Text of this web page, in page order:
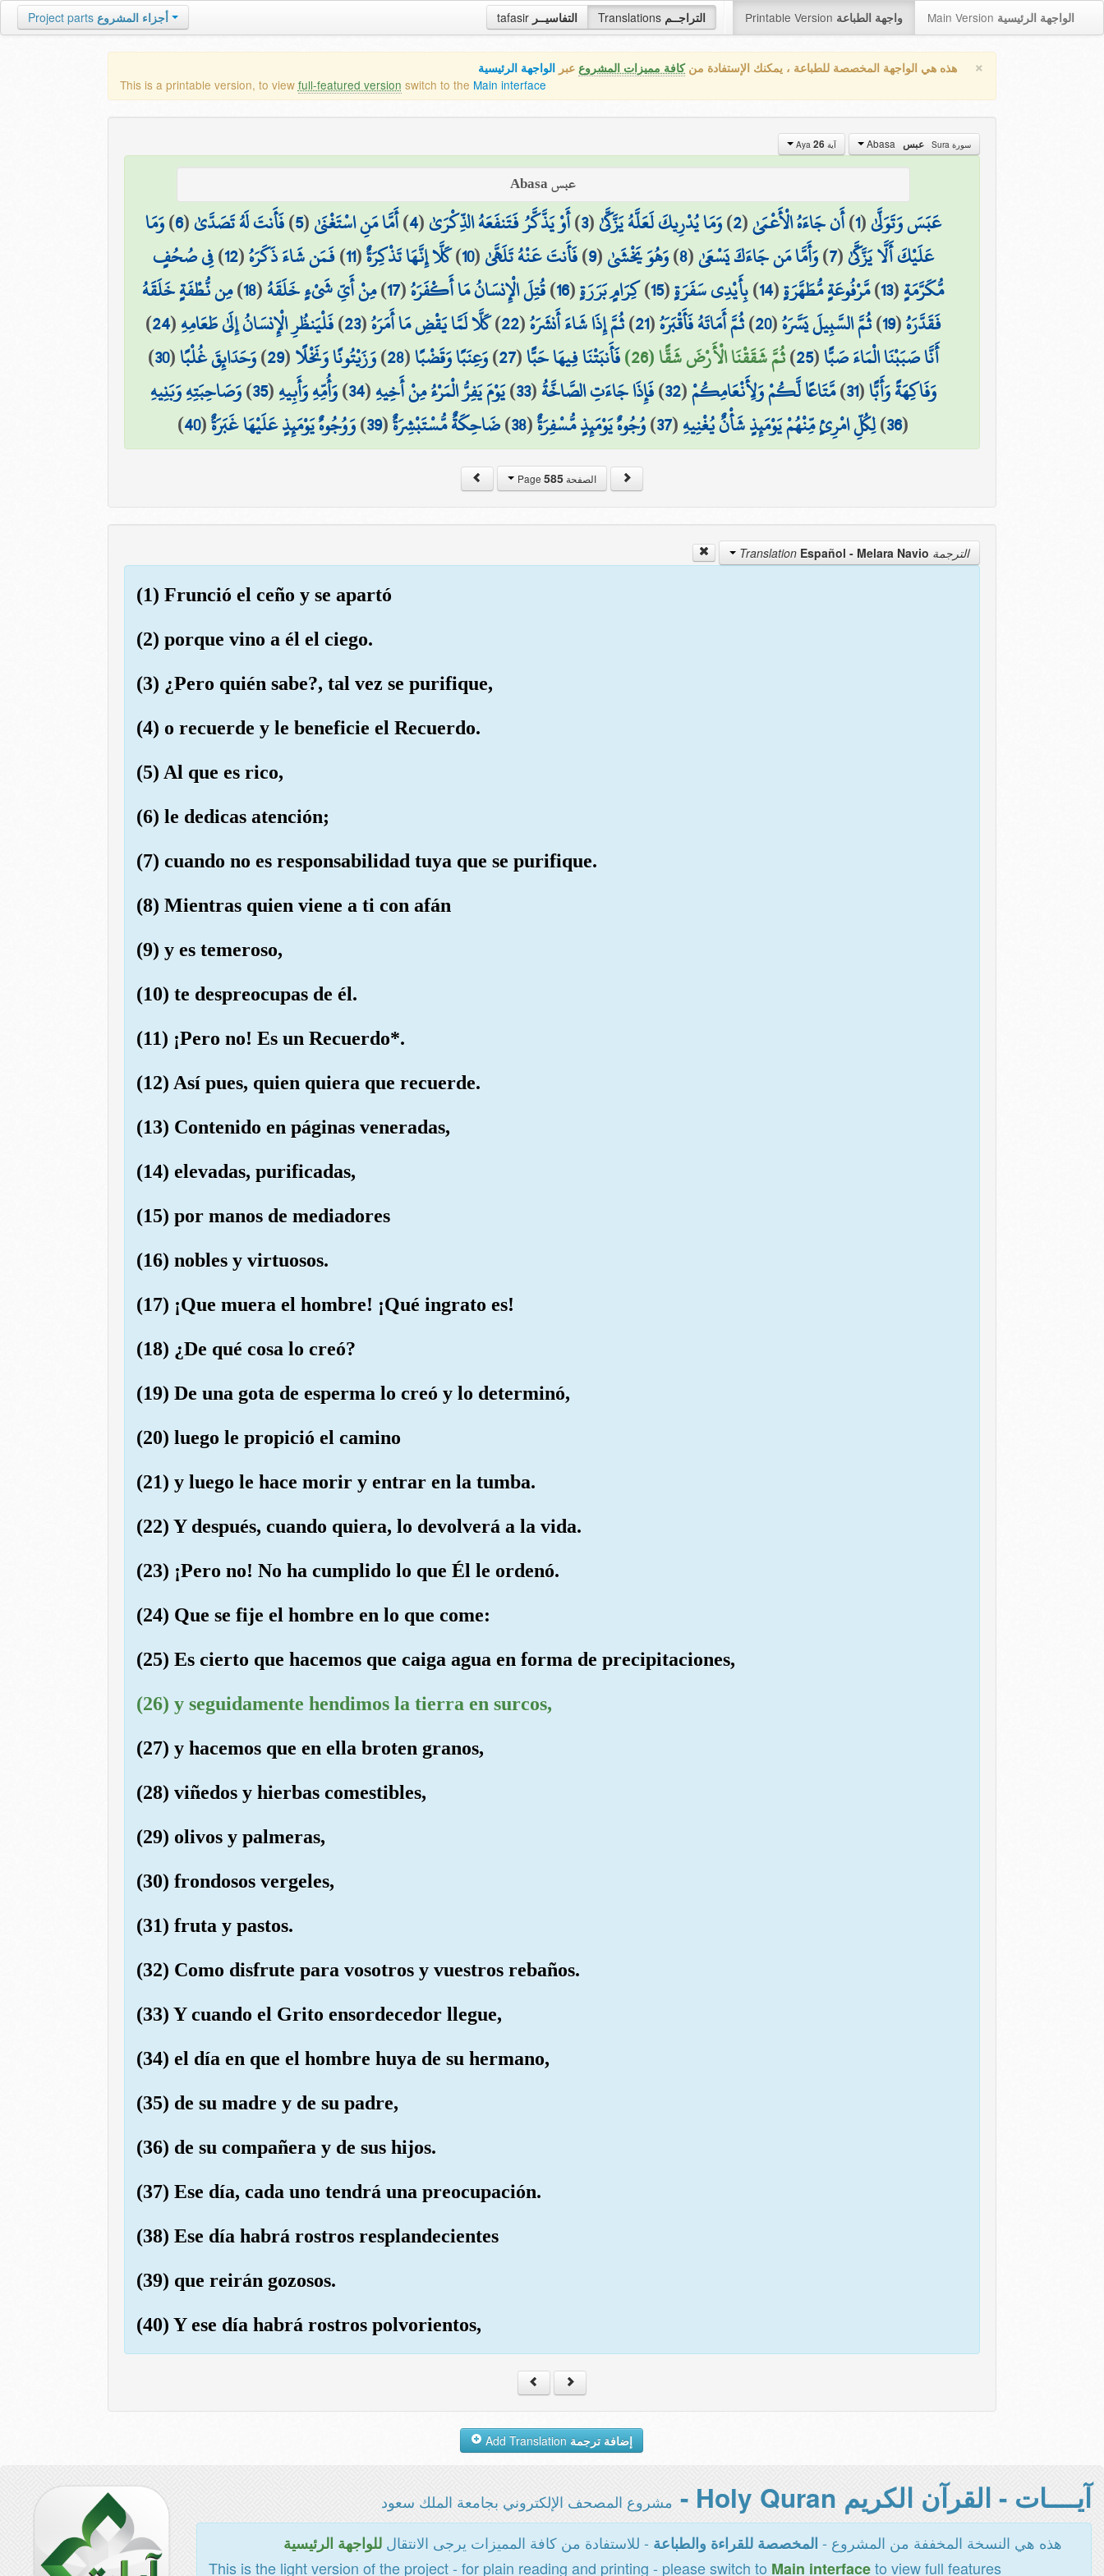
tafasir التفاسيــر Translations التراجــم Printable Version واجهة الطباعة Main Version الواجهة الرئيسية Project parts أجزاء المشروع
× هذه هي الواجهة المخصصة للطباعة ، يمكنك الإستفادة منكافة مميزات المشروع عبر الواجهة الرئيسية
This is a printable version, to view full-featured version switch to the Main interface
سورة Sura عبس آية Aya 26
عبس Abasa
عَبَسَ وَتَوَلَّىٰ(
1
)أَن جَاءَهُ الْأَعْمَىٰ(
2
)وَمَا يُدْرِيكَ لَعَلَّهُ يَزَّكَّىٰ(
3
)أَوْ يَذَّكَّرُ فَتَنفَعَهُ الذِّكْرَىٰ(
4
)أَمَّا مَنِ اسْتَغْنَىٰ(
5
)فَأَنتَ لَهُ تَصَدَّىٰ(
6
)وَمَا
عَلَيْكَ أَلَّا يَزَّكَّىٰ(
7
)وَأَمَّا مَن جَاءَكَ يَسْعَىٰ(
8
)وَهُوَ يَخْشَىٰ(
9
)فَأَنتَ عَنْهُ تَلَهَّىٰ(
10
)كَلَّا إِنَّهَا تَذْكِرَةٌ(
11
)فَمَن شَاءَ ذَكَرَهُ(
12
)فِي صُحُفٍ
مُّكَرَّمَةٍ(
13
)مَّرْفُوعَةٍ مُّطَهَّرَةٍ(
14
)بِأَيْدِي سَفَرَةٍ(
15
)كِرَامٍ بَرَرَةٍ(
16
)قُتِلَ الْإِنسَانُ مَا أَكْفَرَهُ(
17
)مِنْ أَيِّ شَيْءٍ خَلَقَهُ(
18
)مِن نُّطْفَةٍ خَلَقَهُ
فَقَدَّرَهُ(
19
)ثُمَّ السَّبِيلَ يَسَّرَهُ(
20
)ثُمَّ أَمَاتَهُ فَأَقْبَرَهُ(
21
)ثُمَّ إِذَا شَاءَ أَنشَرَهُ(
22
)كَلَّا لَمَّا يَقْضِ مَا أَمَرَهُ(
23
)فَلْيَنظُرِ الْإِنسَانُ إِلَىٰ طَعَامِهِ(
24
)
أَنَّا صَبَبْنَا الْمَاءَ صَبًّا(
25
)ثُمَّ شَقَقْنَا الْأَرْضَ شَقًّا (26) فَأَنبَتْنَا فِيهَا حَبًّا(
27
)وَعِنَبًا وَقَضْبًا(
28
)وَزَيْتُونًا وَنَخْلًا(
29
)وَحَدَائِقَ غُلْبًا(
30
)
وَفَاكِهَةً وَأَبًّا(
31
)مَّتَاعًا لَّكُمْ وَلِأَنْعَامِكُمْ(
32
)فَإِذَا جَاءَتِ الصَّاخَّةُ(
33
)يَوْمَ يَفِرُّ الْمَرْءُ مِنْ أَخِيهِ(
34
)وَأُمِّهِ وَأَبِيهِ(
35
)وَصَاحِبَتِهِ وَبَنِيهِ
(
36
)لِكُلِّ امْرِئٍ مِّنْهُمْ يَوْمَئِذٍ شَأْنٌ يُغْنِيهِ(
37
)وُجُوهٌ يَوْمَئِذٍ مُّسْفِرَةٌ(
38
)ضَاحِكَةٌ مُّسْتَبْشِرَةٌ(
39
)وَوُجُوهٌ يَوْمَئِذٍ عَلَيْهَا غَبَرَةٌ(
40
)
الصفحة Page585
الترجمة Translation Español - Melara Navio
(1) Frunció el ceño y se apartó
(2) porque vino a él el ciego.
(3) ¿Pero quién sabe?, tal vez se purifique,
(4) o recuerde y le beneficie el Recuerdo.
(5) Al que es rico,
(6) le dedicas atención;
(7) cuando no es responsabilidad tuya que se purifique.
(8) Mientras quien viene a ti con afán
(9) y es temeroso,
(10) te despreocupas de él.
(11) ¡Pero no! Es un Recuerdo*.
(12) Así pues, quien quiera que recuerde.
(13) Contenido en páginas veneradas,
(14) elevadas, purificadas,
(15) por manos de mediadores
(16) nobles y virtuosos.
(17) ¡Que muera el hombre! ¡Qué ingrato es!
(18) ¿De qué cosa lo creó?
(19) De una gota de esperma lo creó y lo determinó,
(20) luego le propició el camino
(21) y luego le hace morir y entrar en la tumba.
(22) Y después, cuando quiera, lo devolverá a la vida.
(23) ¡Pero no! No ha cumplido lo que Él le ordenó.
(24) Que se fije el hombre en lo que come:
(25) Es cierto que hacemos que caiga agua en forma de precipitaciones,
(26) y seguidamente hendimos la tierra en surcos,
(27) y hacemos que en ella broten granos,
(28) viñedos y hierbas comestibles,
(29) olivos y palmeras,
(30) frondosos vergeles,
(31) fruta y pastos.
(32) Como disfrute para vosotros y vuestros rebaños.
(33) Y cuando el Grito ensordecedor llegue,
(34) el día en que el hombre huya de su hermano,
(35) de su madre y de su padre,
(36) de su compañera y de sus hijos.
(37) Ese día, cada uno tendrá una preocupación.
(38) Ese día habrá rostros resplandecientes
(39) que reirán gozosos.
(40) Y ese día habrá rostros polvorientos,
إضافة ترجمة
آيــــات - القرآن الكريم Holy Quran - مشروع المصحف الإلكتروني بجامعة الملك سعود
هذه هي النسخة المخففة من المشروع - المخصصة للقراءة والطباعة - للاستفادة من كافة المميزات يرجى الانتقالللواجهة الرئيسية
This is the light version of the project - for plain reading and printing - please switch to Main interfaceto view full features